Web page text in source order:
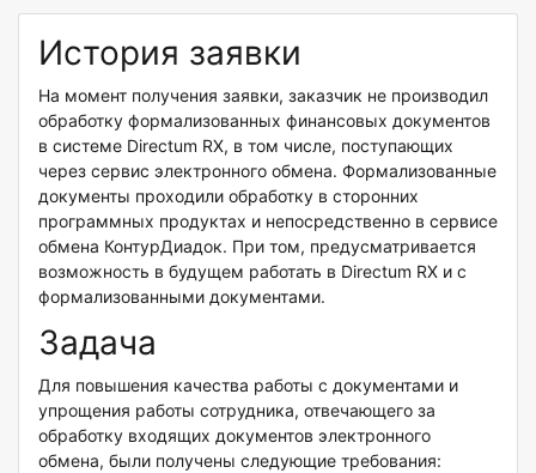
История заявки
На момент получения заявки, заказчик не производил
обработку формализованных финансовых документов
в системе Directum RX, в том числе, поступающих
через сервис электронного обмена. Формализованные
документы проходили обработку в сторонних
программных продуктах и непосредственно в сервисе
обмена КонтурДиадок. При том, предусматривается
возможность в будущем работать в Directum RX и с
формализованными документами.
Задача
Для повышения качества работы с документами и
упрощения работы сотрудника, отвечающего за
обработку входящих документов электронного
обмена, были получены следующие требования: